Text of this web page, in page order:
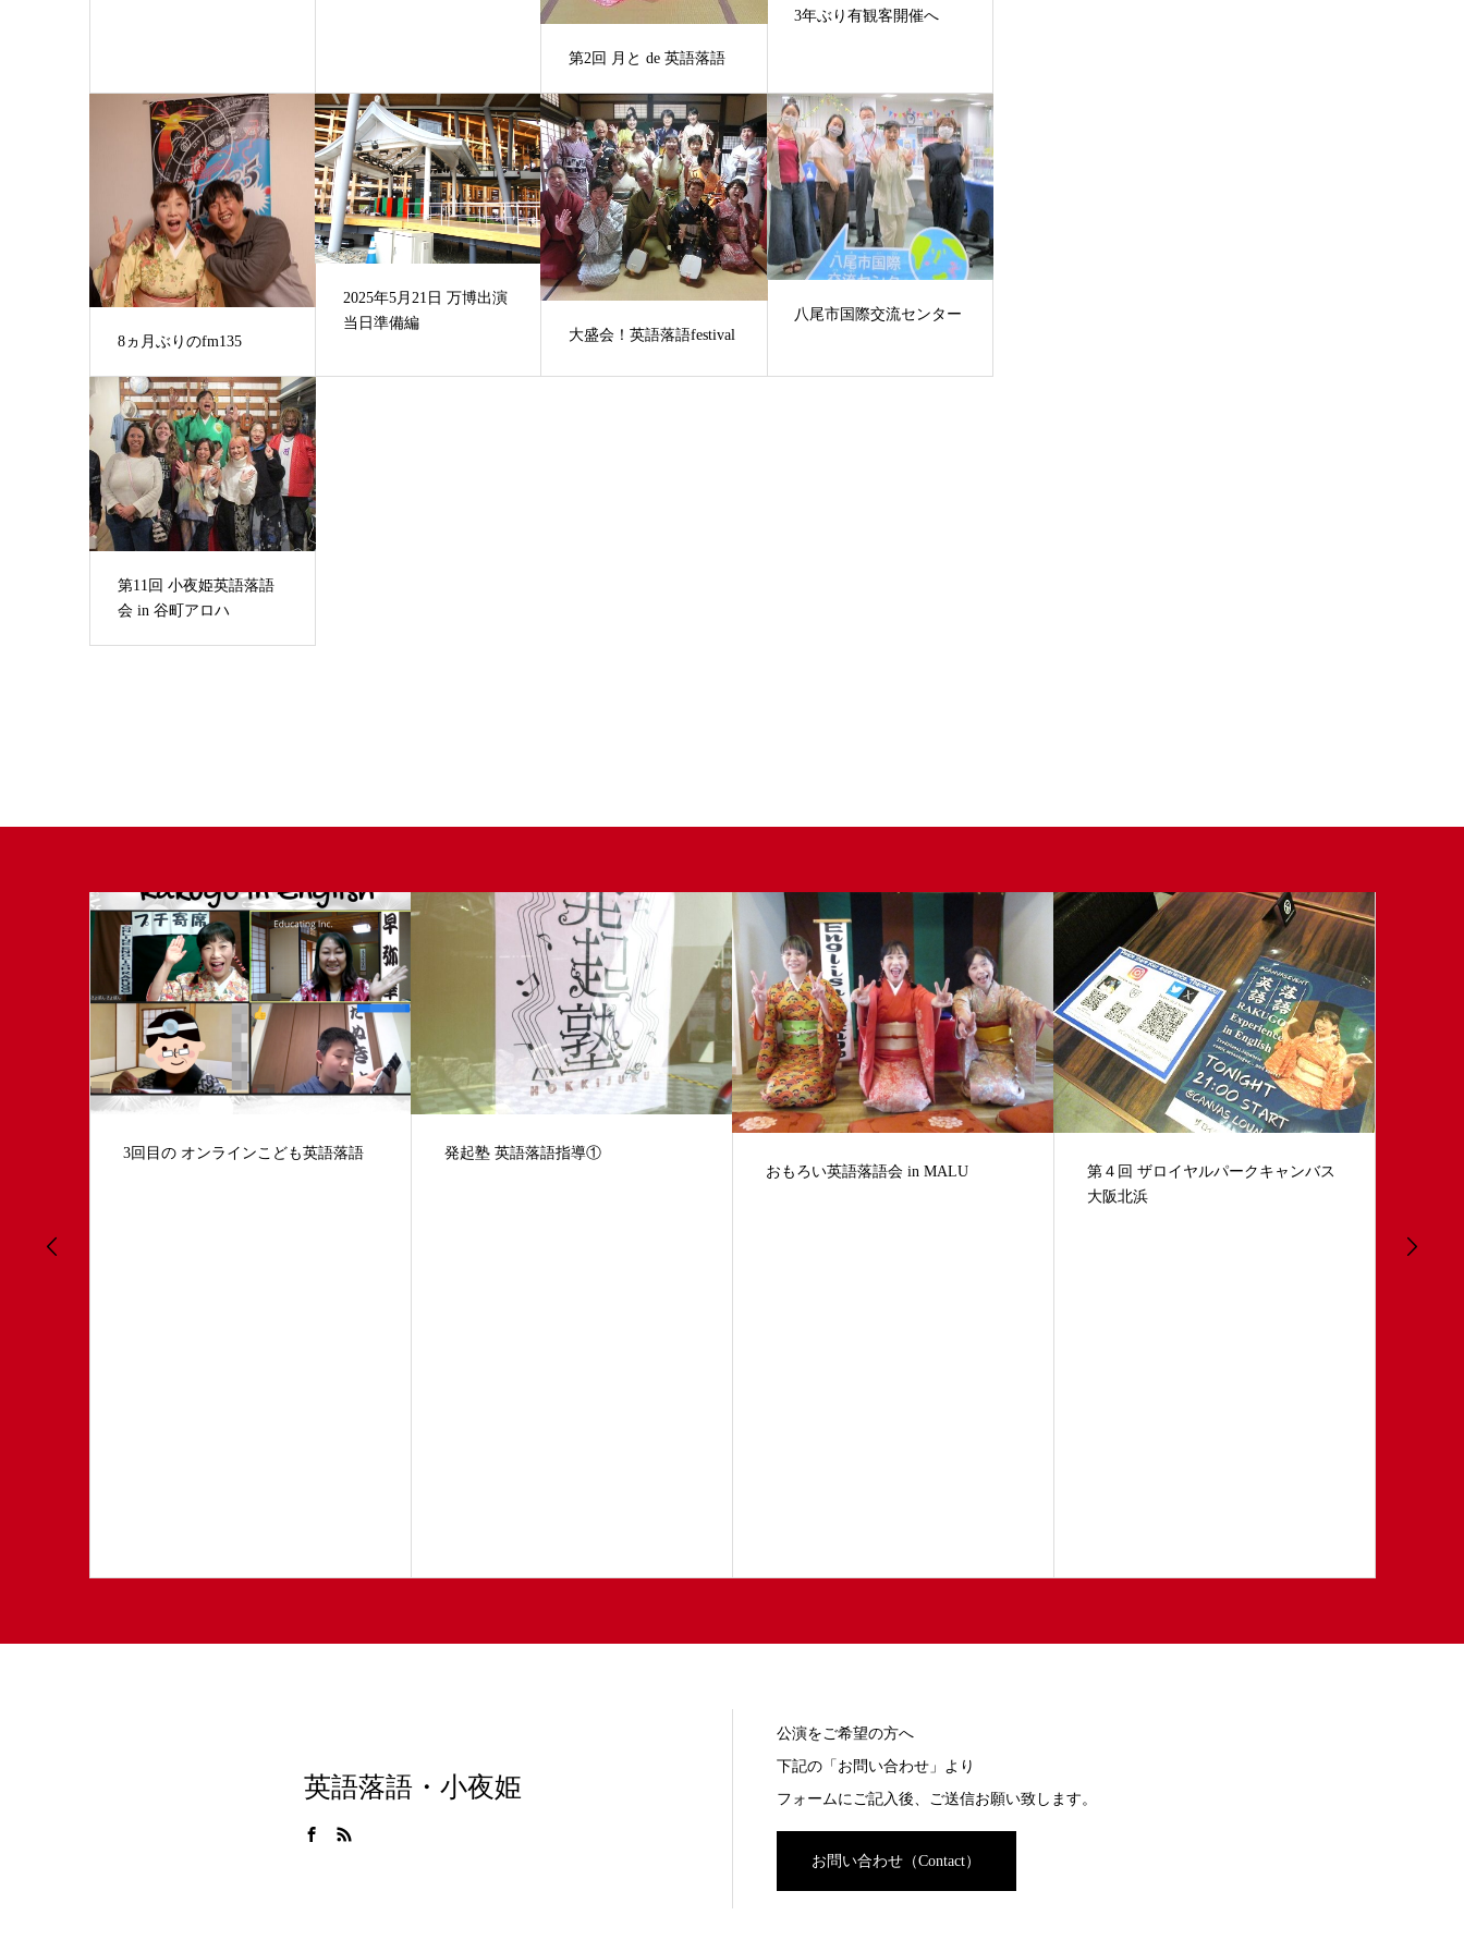
第2回 月と de 英語落語
3年ぶり有観客開催へ
8ヵ月ぶりのfm135
2025年5月21日 万博出演
当日準備編
大盛会！英語落語festival
八尾市国際交流センター
第11回 小夜姫英語落語
会 in 谷町アロハ
発起塾 英語落語指導①
第４回 ザロイヤルパークキャンバス
第11回小夜姫英語落語会 in ザロイヤ
ルパークキャンバス大阪北浜
英語落語・小夜姫
公演をご希望の方へ
下記の「お問い合わせ」より
フォームにご記入後、ご送信お願い致します。
お問い合わせ（Contact）